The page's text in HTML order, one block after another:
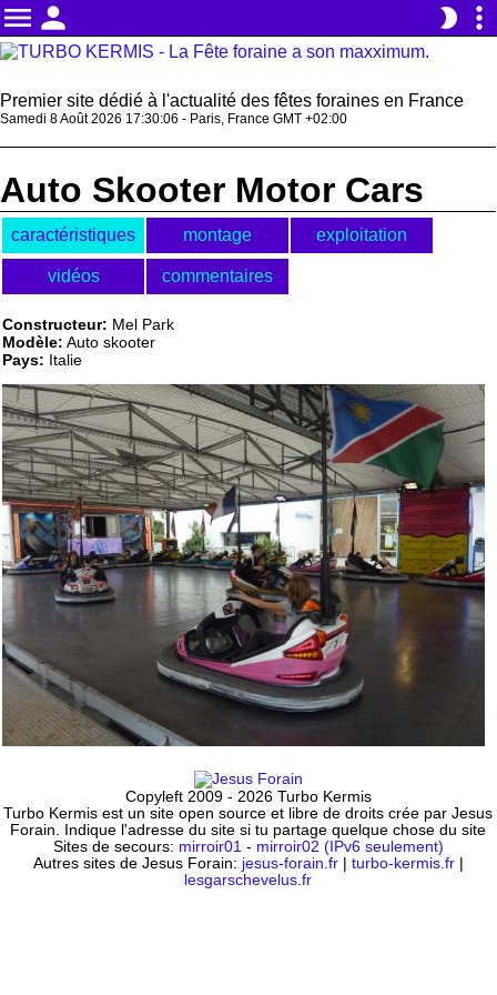
menu person brightness_2 more_vert
Premier site dédié à l'actualité des fêtes foraines en France
Samedi 8 Août 2026 17:30:06 - Paris, France GMT +02:00
Auto Skooter Motor Cars
caractéristiques montage exploitation
vidéos commentaires
Constructeur: Mel Park
Modèle: Auto skooter
Pays: Italie
Copyleft 2009 - 2026 Turbo Kermis
Turbo Kermis est un site open source et libre de droits crée par Jesus
Forain. Indique l'adresse du site si tu partage quelque chose du site
Sites de secours: mirroir01- mirroir02 (IPv6 seulement)
Autres sites de Jesus Forain: jesus-forain.fr| turbo-kermis.fr|
lesgarschevelus.fr